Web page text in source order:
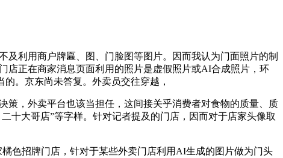
利用商户牌匾、图、门脸图等图片。因而我认为门面照片的制
店正在商家消息页面利用的照片是虚假照片或AI合成照片，环
。京东尚未答复。外卖员交往穿越，
，外卖平台也该当担任，这间接关乎消费者对食物的质量、质
十大哥店”等字样。针对记者提及的门店，因而对于店家头像取
色招牌门店，针对于某些外卖门店利用AI生成的图片做为门头